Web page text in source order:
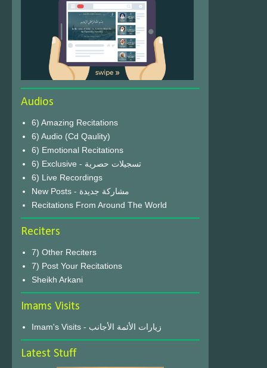
Audios
6) Amazing Recitations
6) Audio (Cd Qaulity)
6) Emotional Recitations
6) Exclusive - تسجيلات حصرية
6) Live Recordings
New Posts - مشاركة جديدة
Recitations From Around The World
Reciters
7) Other Reciters
7) Post Your Recitations
Sheikh Arkani
Imams Visits
Imam's Visits - زيارات الأئمة الأجانب
Latest Stuff